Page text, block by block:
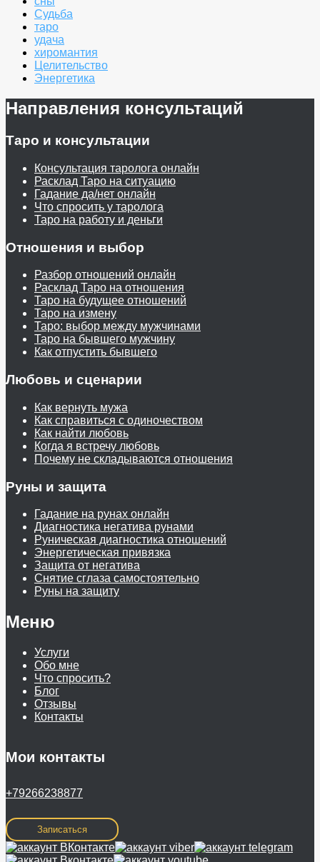
Судьба
таро
удача
хиромантия
Целительство
Энергетика
Направления консультаций
Таро и консультации
Консультация таролога онлайн
Расклад Таро на ситуацию
Гадание да/нет онлайн
Что спросить у таролога
Таро на работу и деньги
Отношения и выбор
Разбор отношений онлайн
Расклад Таро на отношения
Таро на будущее отношений
Таро на измену
Таро: выбор между мужчинами
Таро на бывшего мужчину
Как отпустить бывшего
Любовь и сценарии
Как вернуть мужа
Как справиться с одиночеством
Как найти любовь
Когда я встречу любовь
Почему не складываются отношения
Руны и защита
Гадание на рунах онлайн
Диагностика негатива рунами
Руническая диагностика отношений
Энергетическая привязка
Защита от негатива
Снятие сглаза самостоятельно
Руны на защиту
Меню
Услуги
Обо мне
Что спросить?
Блог
Отзывы
Контакты
Мои контакты
+79266238877
Записаться